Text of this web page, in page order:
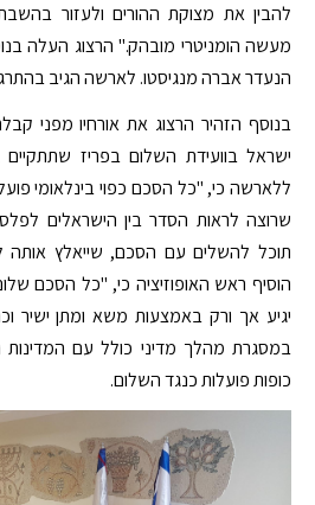
להבין את מצוקת ההורים ולעזור
מעשה הומניטרי מובהק." הרצוג העלה
הנעדר אברה מנגיסטו. לארשה הגיב
בנוסף הזהיר הרצוג את אורחיו מפני
ללארשה כי, "כל הסכם כפוי בינלאומי
שרוצה לראות הסדר בין הישראלים
תוכל להשלים עם הסכם, שייאלץ אותה
הוסיף ראש האופוזיציה כי, "כל הסכם
יגיע אך ורק באמצעות משא ומתן ישיר
במסגרת מהלך מדיני כולל עם המדינות
כופות פועלות כנגד השלום.